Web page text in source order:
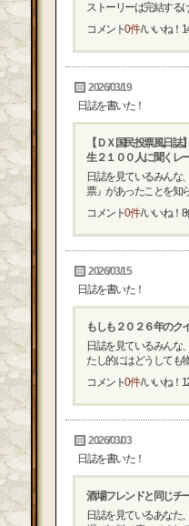
ストーリーは完結する
コメント0件/ いいね！
2026/03/19
日誌を書いた！
【ＤＸ国民投票風日
生２１００人に聞くレ
日誌を見ているみんな
票』があったことを知
コメント0件/ いいね！ 8
2026/03/15
日誌を書いた！
もしも２０２６年の
日誌を見ているみんな
たし的にはどうしても
コメント0件/ いいね！
2026/03/03
日誌を書いた！
酒場フレンドと同じチ
日誌を見ているあなた